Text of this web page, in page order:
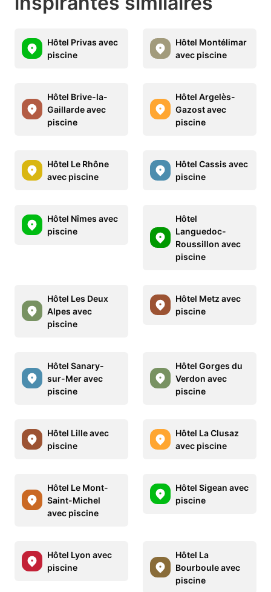
Hôtel Privas avec
piscine
Hôtel Montélimar
avec piscine
Hôtel Brive-la-
Gaillarde avec
piscine
Hôtel Argelès-
Gazost avec
piscine
Hôtel Le Rhône
avec piscine
Hôtel Cassis avec
piscine
Hôtel Nîmes avec
piscine
Hôtel
Languedoc-
Roussillon avec
piscine
Hôtel Les Deux
Alpes avec
piscine
Hôtel Metz avec
piscine
Hôtel Sanary-
sur-Mer avec
piscine
Hôtel Gorges du
Verdon avec
piscine
Hôtel Lille avec
piscine
Hôtel La Clusaz
avec piscine
Hôtel Le Mont-
Saint-Michel
avec piscine
Hôtel Sigean avec
piscine
Hôtel Lyon avec
piscine
Hôtel La
Bourboule avec
piscine